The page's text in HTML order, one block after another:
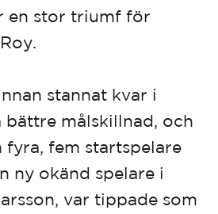
en stor triumf för
stannat kvar i
bättre målskillnad, och
fyra, fem startspelare
ny okänd spelare i
var tippade som